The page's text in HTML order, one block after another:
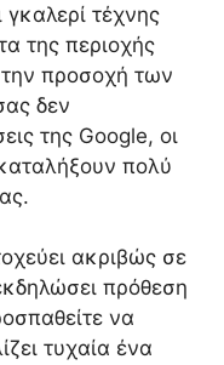
τέχνης
της περιοχής
προσοχή των
δεν
της Google, οι
πολύ
ακριβώς σε
πρόθεση
να
τυχαία ένα